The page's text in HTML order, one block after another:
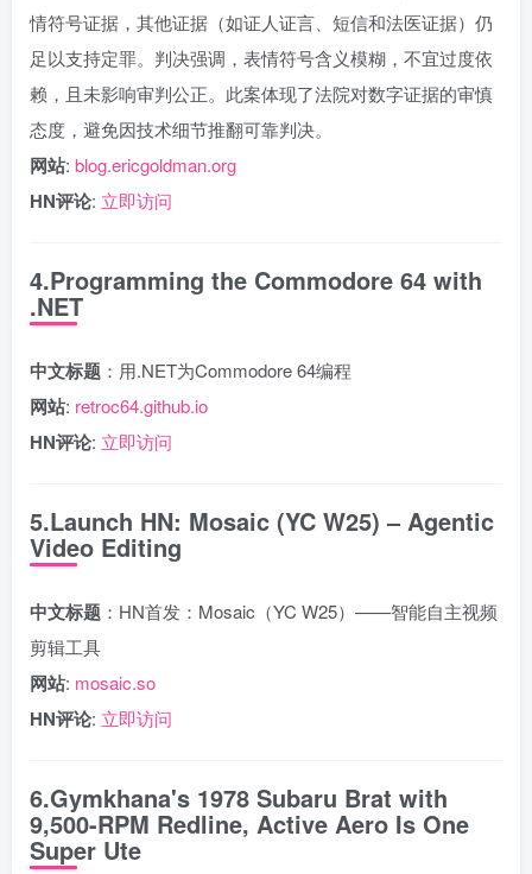
情符号证据，其他证据（如证人证言、短信和法医证据）仍
足以支持定罪。判决强调，表情符号含义模糊，不宜过度依
赖，且未影响审判公正。此案体现了法院对数字证据的审慎
态度，避免因技术细节推翻可靠判决。
网站: blog.ericgoldman.org
HN评论: 立即访问
4.Programming the Commodore 64 with
.NET
中文标题 ：用.NET为Commodore 64编程
网站: retroc64.github.io
HN评论: 立即访问
5.Launch HN: Mosaic (YC W25) – Agentic
Video Editing
中文标题 ：HN首发：Mosaic（YC W25）——智能自主视频
剪辑工具
网站: mosaic.so
HN评论: 立即访问
6.Gymkhana's 1978 Subaru Brat with
9,500-RPM Redline, Active Aero Is One
Super Ute